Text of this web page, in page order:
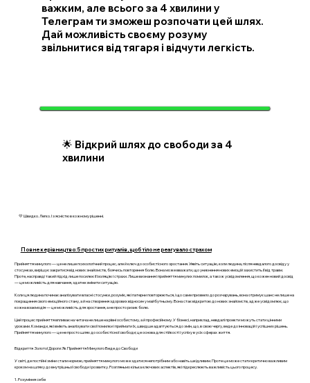
важким, але всього за 4 хвилини у
Телеграм ти зможеш розпочати цей шлях.
Дай можливість своєму розуму
звільнитися від тягаря і відчути легкість.
🌟 Відкрий шлях до свободи за 4
хвилини
💛 Швидко. Легко. І з ясністю в кожному рішенні.
Повне керівництво: 5 простих ритуалів, щоб тіло не реагувало страхом
Прийняття минулого — це не лише психологічний процес, але й ключ до особистісного зростання. Уявіть ситуацію, коли людина, після невдалого досвіду у
стосунках, вирішує закритися від нових знайомств, боячись повторення болю. Вона може вважати, що уникнення нових емоцій захистить її від травм.
Проте, насправді такий підхід лише посилює її ізоляцію і страхи. Лише визнання і прийняття минулих помилок, а також усвідомлення, що кожен новий досвід
— це можливість для навчання, здатне змінити ситуацію.
Коли ця людина починає аналізувати власні стосунки, розуміє, які патерни повторюються, і що саме призвело до розчарувань, вона отримує шанс не лише на
покращення свого емоційного стану, а й на створення здорових відносин у майбутньому. Вона стає відкритою до нових знайомств, адже усвідомлює, що
кожна взаємодія — це можливість для зростання, а не просто ризик болю.
Цей процес прийняття впливає на читача не лише на рівні особистому, а й професійному. У бізнесі, наприклад, невдалі проекти можуть стати цінними
уроками. Команди, які вміють аналізувати свої помилки і приймати їх, швидше адаптуються до змін, що, в свою чергу, веде до інновацій і успішних рішень.
Прийняття минулого — це не просто шлях до особистісної свободи; це основа для стійкості і успіху в усіх сферах життя.
Відкриття Золотої Дороги: Як Прийняття Минулого Веде до Свободи
У світі, де постійні зміни стали нормою, прийняття минулого може здатися непотрібним або навіть шкідливим. Проте це може стати критично важливим
кроком на шляху до внутрішньої свободи і розвитку. Розгляньмо кілька ключових аспектів, які підкреслюють важливість цього процесу.
1. Розуміння себе